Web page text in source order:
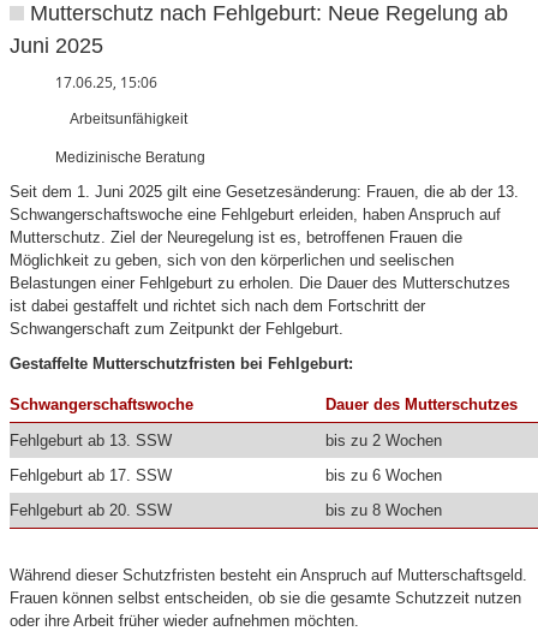
Mutterschutz nach Fehlgeburt: Neue Regelung ab
Juni 2025
17.06.25, 15:06
Arbeitsunfähigkeit
Medizinische Beratung
Seit dem 1. Juni 2025 gilt eine Gesetzesänderung: Frauen, die ab der 13.
Schwangerschaftswoche eine Fehlgeburt erleiden, haben Anspruch auf
Mutterschutz. Ziel der Neuregelung ist es, betroffenen Frauen die
Möglichkeit zu geben, sich von den körperlichen und seelischen
Belastungen einer Fehlgeburt zu erholen. Die Dauer des Mutterschutzes
ist dabei gestaffelt und richtet sich nach dem Fortschritt der
Schwangerschaft zum Zeitpunkt der Fehlgeburt.
Gestaffelte Mutterschutzfristen bei Fehlgeburt:
Schwangerschaftswoche
Dauer des Mutterschutzes
Fehlgeburt ab 13. SSW
bis zu 2 Wochen
Fehlgeburt ab 17. SSW
bis zu 6 Wochen
Fehlgeburt ab 20. SSW
bis zu 8 Wochen
Während dieser Schutzfristen besteht ein Anspruch auf Mutterschaftsgeld.
Frauen können selbst entscheiden, ob sie die gesamte Schutzzeit nutzen
oder ihre Arbeit früher wieder aufnehmen möchten.